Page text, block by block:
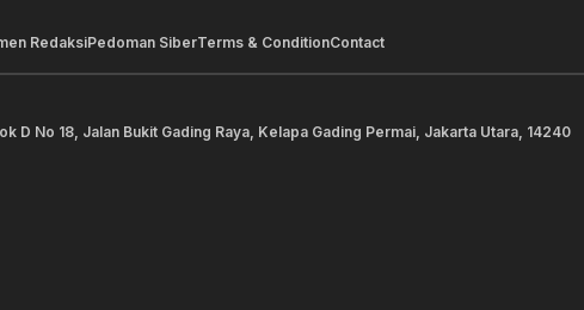
RedaksiPedoman SiberTerms & ConditionContact
D No 18, Jalan Bukit Gading Raya, Kelapa Gading Permai, Jakarta Utara, 14240